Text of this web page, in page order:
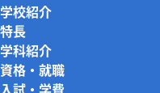
学校紹介
特長
学科紹介
資格・就職
入試・学費